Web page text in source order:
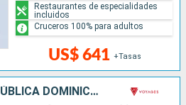
US$ 641 +Tasas
Restaurantes de especialidades
incluidos
Cruceros 100% para adultos
ESTADOS UNIDOS, REPÚBLICA DOMINICANA, BAHAMAS